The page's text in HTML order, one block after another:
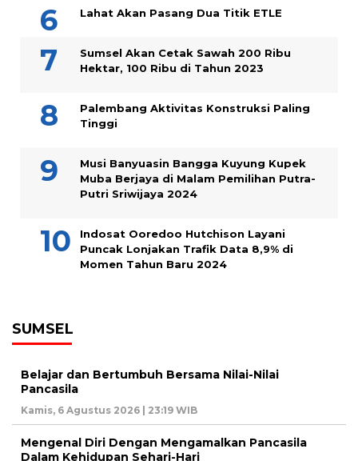
Lahat Akan Pasang Dua Titik ETLE
Sumsel Akan Cetak Sawah 200 Ribu
Hektar, 100 Ribu di Tahun 2023
Palembang Aktivitas Konstruksi Paling
Tinggi
Musi Banyuasin Bangga Kuyung Kupek
Muba Berjaya di Malam Pemilihan Putra-
Putri Sriwijaya 2024
Indosat Ooredoo Hutchison Layani
Puncak Lonjakan Trafik Data 8,9% di
Momen Tahun Baru 2024
SUMSEL
Belajar dan Bertumbuh Bersama Nilai-Nilai
Pancasila
Kamis, 6 Agustus 2026 | 23:19 WIB
Mengenal Diri Dengan Mengamalkan Pancasila
Dalam Kehidupan Sehari-Hari